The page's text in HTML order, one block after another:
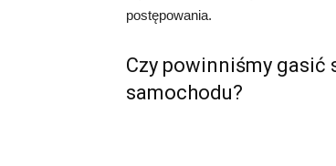
postępowania.
Czy powinniśmy gasić
samochodu?